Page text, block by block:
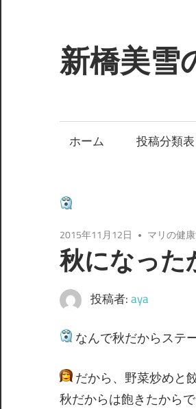
テ
ン
キ
新橋美雪
し
た
癒
し
の
空
間
ホーム 投稿分類表
2015年11月12日 マリの健
秋になった
投稿者:aya
なんで秋だからステ
だから、野菜炒めと
秋だからは飽きたから